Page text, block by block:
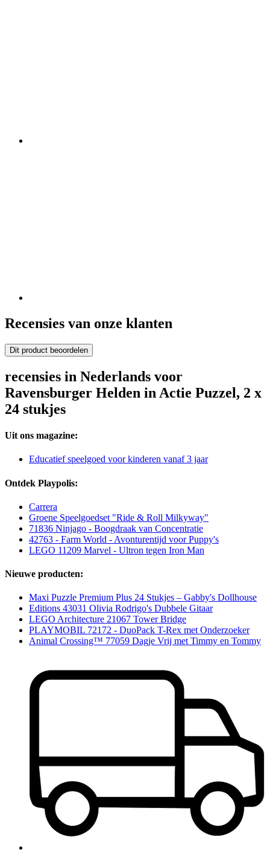
Recensies van onze klanten
Dit product beoordelen
recensies in Nederlands voor
Ravensburger Helden in Actie Puzzel, 2 x
24 stukjes
Uit ons magazine:
Educatief speelgoed voor kinderen vanaf 3 jaar
Ontdek Playpolis:
Carrera
Groene Speelgoedset "Ride & Roll Milkyway"
71836 Ninjago - Boogdraak van Concentratie
42763 - Farm World - Avonturentijd voor Puppy's
LEGO 11209 Marvel - Ultron tegen Iron Man
Nieuwe producten:
Maxi Puzzle Premium Plus 24 Stukjes – Gabby's Dollhouse
Editions 43031 Olivia Rodrigo's Dubbele Gitaar
LEGO Architecture 21067 Tower Bridge
PLAYMOBIL 72172 - DuoPack T-Rex met Onderzoeker
Animal Crossing™ 77059 Dagje Vrij met Timmy en Tommy